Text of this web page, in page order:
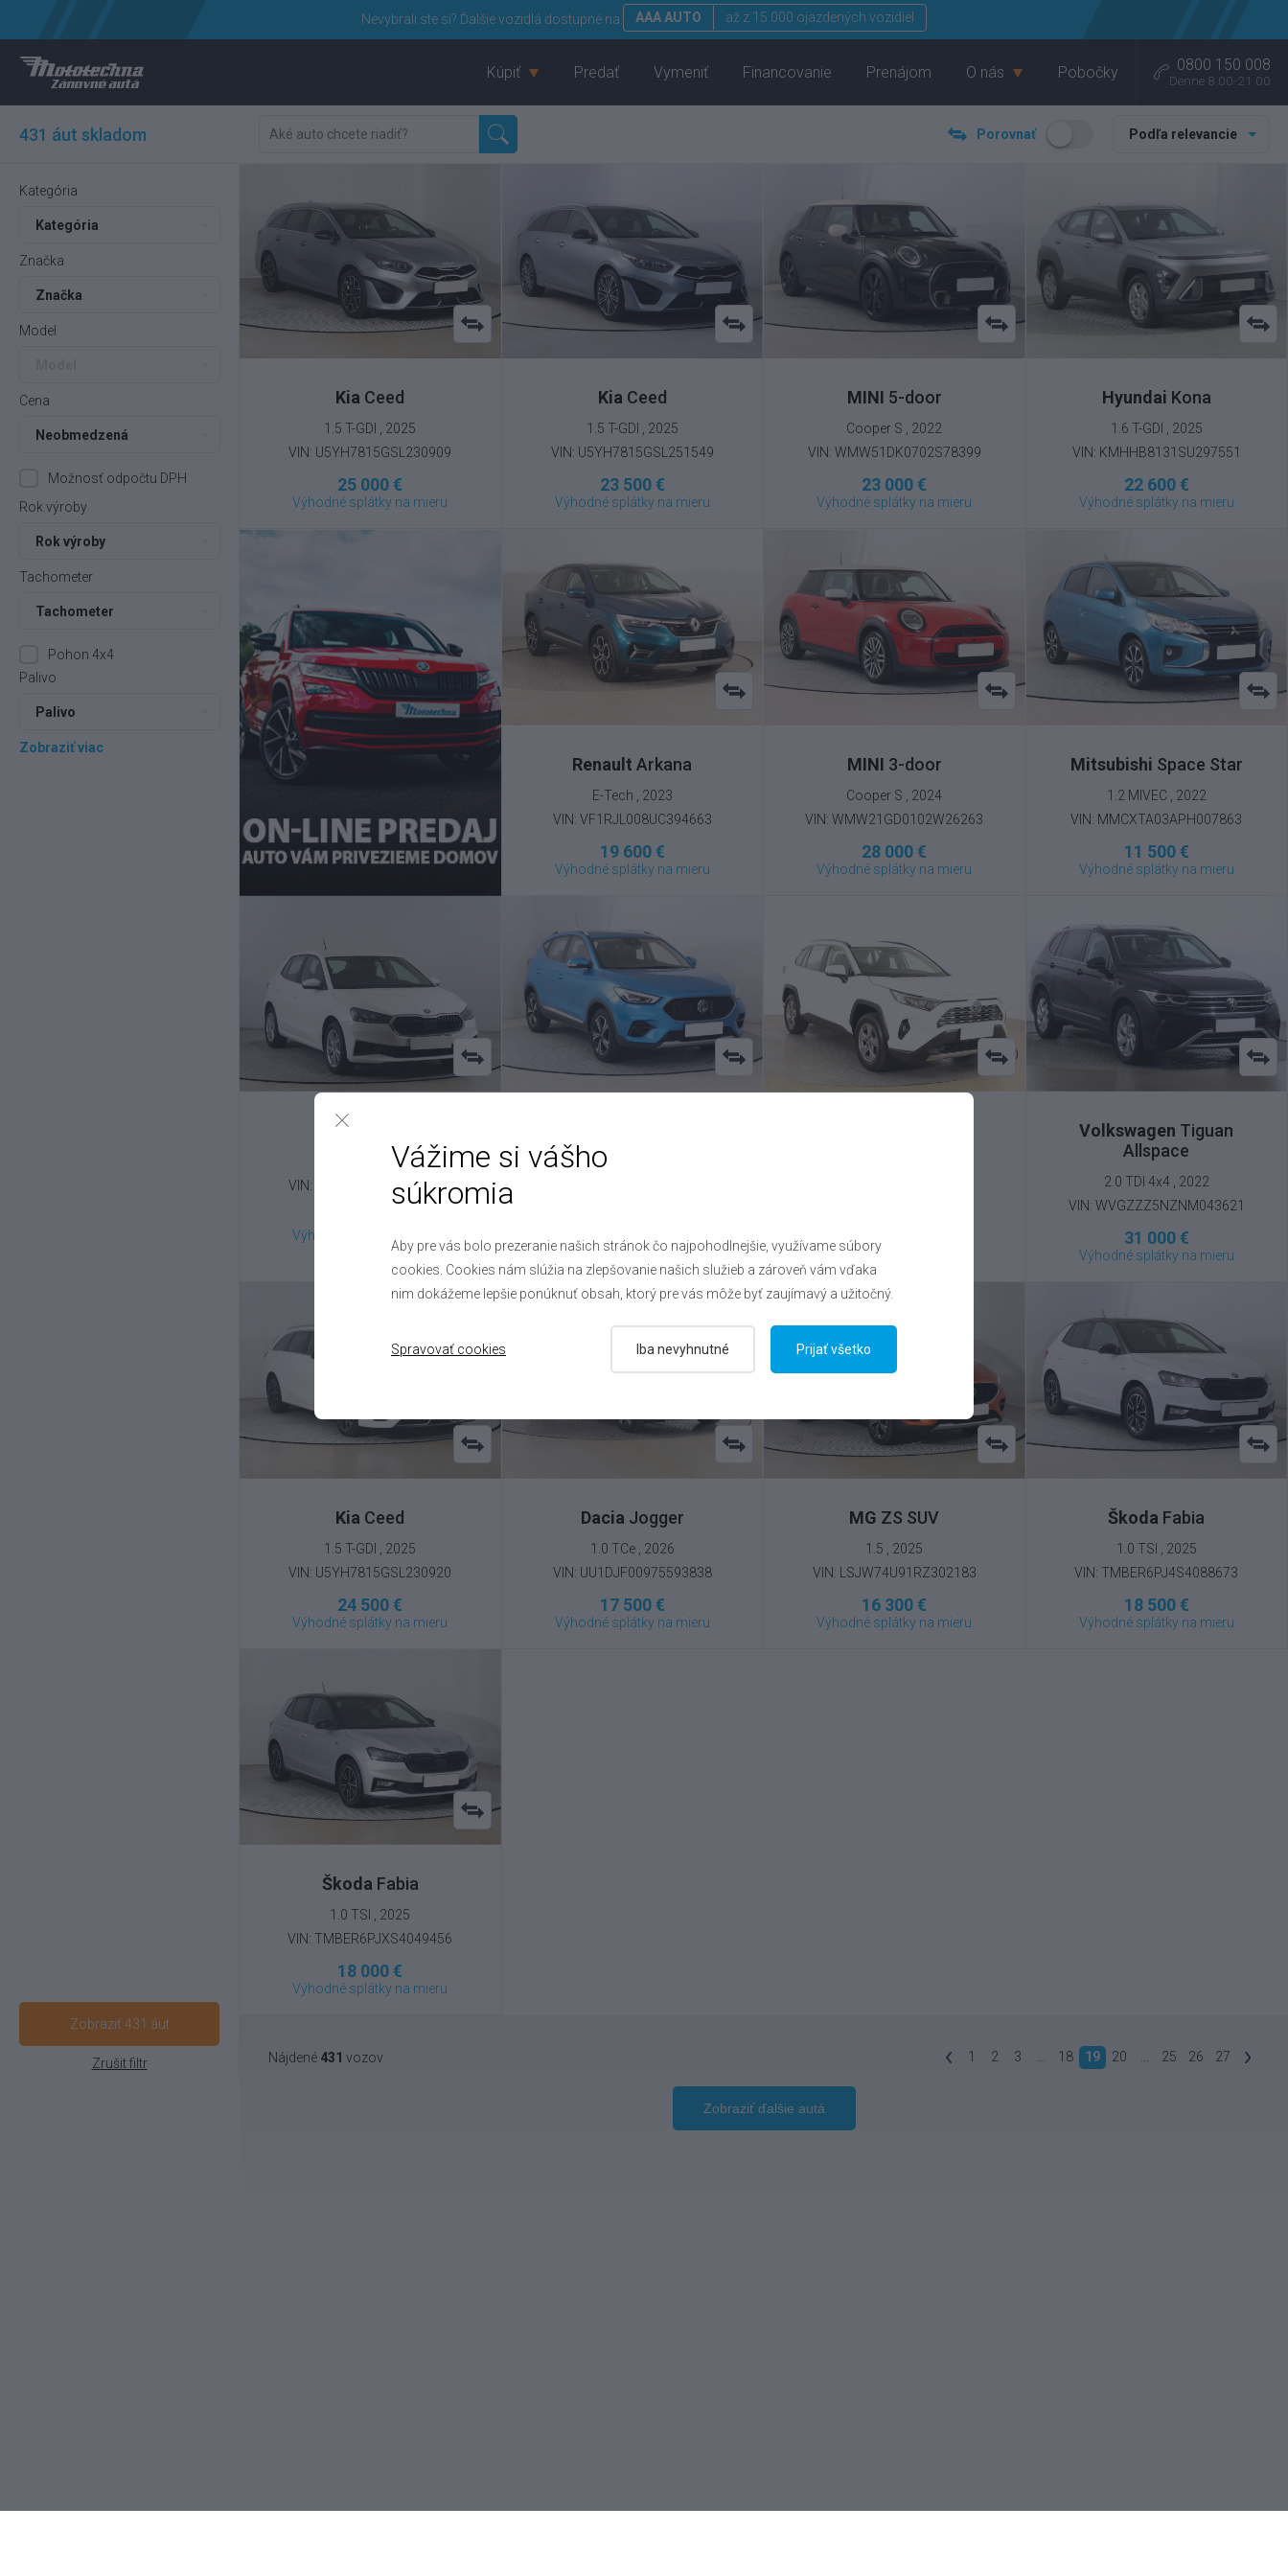
Nevybrali ste si? Ďalšie vozidlá dostupné na: AAA AUTO až z 15 000 ojazdených vozidiel
Kúpiť Predať Vymeniť Financovanie Prenájom O nás Pobočky 0800 150 008
Denne 8.00-21.00
431 áut skladom Porovnať Podľa relevancie
Zobraziť 431 áut
Zrušit filtr
Kategória
Kategória
Značka
Značka
Model
Cena
Neobmedzená
Možnosť odpočtu DPH
Rok výroby
Rok výroby
Tachometer
Tachometer
Pohon 4x4
Palivo
Palivo
Zobraziť viac
Kia Ceed
1.5 T-GDI , 2025
VIN: U5YH7815GSL230909
25 000 €
Výhodné splátky na mieru
Kia Ceed
1.5 T-GDI , 2025
VIN: U5YH7815GSL251549
23 500 €
Výhodné splátky na mieru
MINI 5-door
Cooper S , 2022
VIN: WMW51DK0702S78399
23 000 €
Výhodné splátky na mieru
Hyundai Kona
1.6 T-GDI , 2025
VIN: KMHHB8131SU297551
22 600 €
Výhodné splátky na mieru
Renault Arkana
E-Tech , 2023
VIN: VF1RJL008UC394663
19 600 €
Výhodné splátky na mieru
MINI 3-door
Cooper S , 2024
VIN: WMW21GD0102W26263
28 000 €
Výhodné splátky na mieru
Mitsubishi Space Star
1.2 MIVEC , 2022
VIN: MMCXTA03APH007863
11 500 €
Výhodné splátky na mieru
Škoda
1.0 , 2023
VIN: TMBEE6PJ6P4075927
Výhodné splátky na mieru
1.5 , 2025
Volkswagen Tiguan
Allspace
2.0 TDI 4x4 , 2022
VIN: WVGZZZ5NZNM043621
31 000 €
Výhodné splátky na mieru
Kia Ceed
1.5 T-GDI , 2025
VIN: U5YH7815GSL230920
24 500 €
Výhodné splátky na mieru
Dacia Jogger
1.0 TCe , 2026
VIN: UU1DJF00975593838
17 500 €
Výhodné splátky na mieru
MG ZS SUV
1.5 , 2025
VIN: LSJW74U91RZ302183
16 300 €
Výhodné splátky na mieru
Škoda Fabia
1.0 TSI , 2025
VIN: TMBER6PJ4S4088673
18 500 €
Výhodné splátky na mieru
Škoda Fabia
1.0 TSI , 2025
VIN: TMBER6PJXS4049456
18 000 €
Výhodné splátky na mieru
Nájdené 431 vozov 1 2 3 ... 18 19 20 ... 25 26 27
Zobraziť ďalšie autá
Vážime si vášho
súkromia
Aby pre vás bolo prezeranie našich stránok čo najpohodlnejšie, využívame súbory
cookies. Cookies nám slúžia na zlepšovanie našich služieb a zároveň vám vďaka
nim dokážeme lepšie ponúknuť obsah, ktorý pre vás môže byť zaujímavý a užitočný.
Spravovať cookies Iba nevyhnutné Prijať všetko